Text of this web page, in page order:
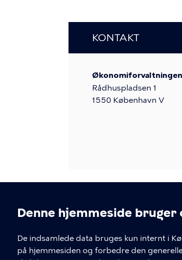
Denne hjemmeside bruger
De indsamlede data bruges kun internt i
på hjemmesiden og forbedre den
KONTAKT
Økonomiforvaltningen
Rådhuspladsen 1
1550 København V